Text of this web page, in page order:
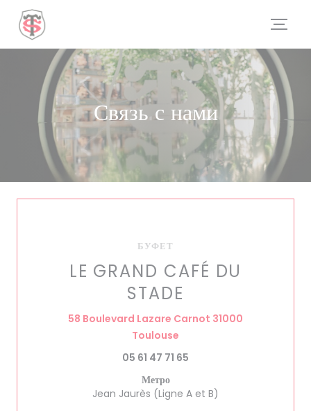
Панель управления cookies
Связь с нами
БУФЕТ
LE GRAND CAFÉ DU
STADE
58 Boulevard Lazare Carnot 31000
Toulouse
05 61 47 71 65
Метро
Jean Jaurès (Ligne A et B)